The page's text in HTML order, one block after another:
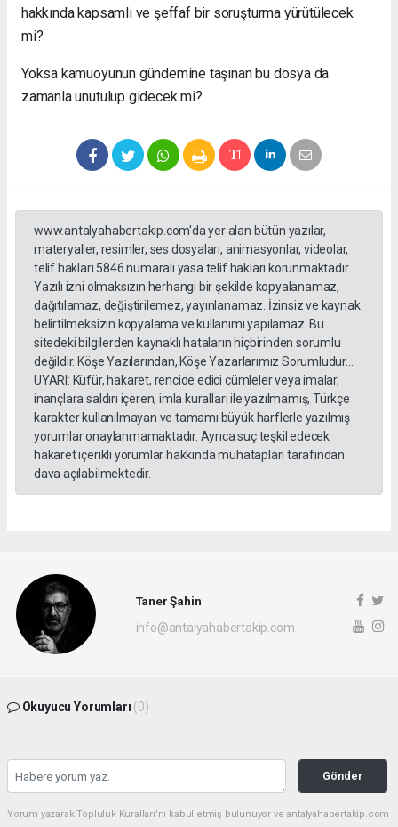
hakkında kapsamlı ve şeffaf bir soruşturma yürütülecek
mi?
Yoksa kamuoyunun gündemine taşınan bu dosya da
zamanla unutulup gidecek mi?
www.antalyahabertakip.com'da yer alan bütün yazılar,
materyaller, resimler, ses dosyaları, animasyonlar, videolar,
telif hakları 5846 numaralı yasa telif hakları korunmaktadır.
Yazılı izni olmaksızın herhangi bir şekilde kopyalanamaz,
dağıtılamaz, değiştirilemez, yayınlanamaz. İzinsiz ve kaynak
belirtilmeksizin kopyalama ve kullanımı yapılamaz. Bu
sitedeki bilgilerden kaynaklı hataların hiçbirinden sorumlu
değildir. Köşe Yazılarından, Köşe Yazarlarımız Sorumludur...
UYARI: Küfür, hakaret, rencide edici cümleler veya imalar,
inançlara saldırı içeren, imla kuralları ile yazılmamış, Türkçe
karakter kullanılmayan ve tamamı büyük harflerle yazılmış
yorumlar onaylanmamaktadır. Ayrıca suç teşkil edecek
hakaret içerikli yorumlar hakkında muhatapları tarafından
dava açılabilmektedir.
Taner Şahin
info@antalyahabertakip.com
Okuyucu Yorumları (0)
Gönder
Yorum yazarak Topluluk Kuralları’nı kabul etmiş bulunuyor ve antalyahabertakip.com